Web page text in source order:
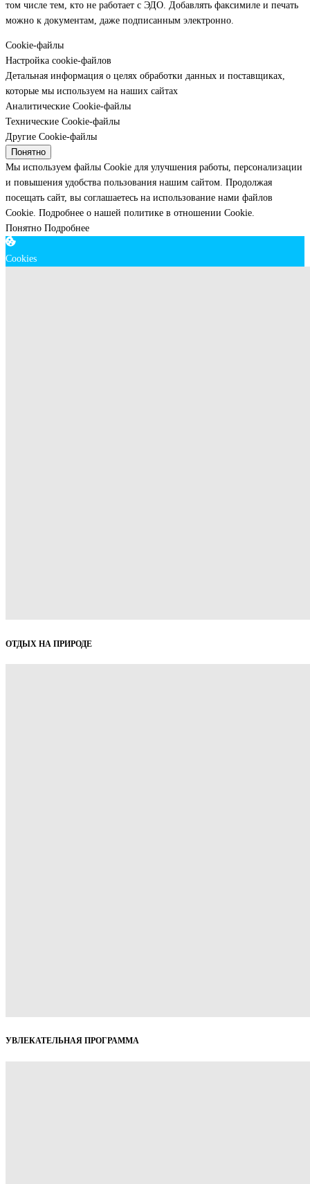
том числе тем, кто не работает с ЭДО. Добавлять факсимиле и печать
можно к документам, даже подписанным электронно.
Cookie-файлы
Настройка cookie-файлов
Детальная информация о целях обработки данных и поставщиках,
которые мы используем на наших сайтах
Аналитические Cookie-файлы
Технические Cookie-файлы
Другие Cookie-файлы
Понятно
Мы используем файлы Cookie для улучшения работы, персонализации
и повышения удобства пользования нашим сайтом. Продолжая
посещать сайт, вы соглашаетесь на использование нами файлов
Cookie. Подробнее о нашей политике в отношении Cookie.
Понятно Подробнее
Cookies
ОТДЫХ НА ПРИРОДЕ
УВЛЕКАТЕЛЬНАЯ ПРОГРАММА